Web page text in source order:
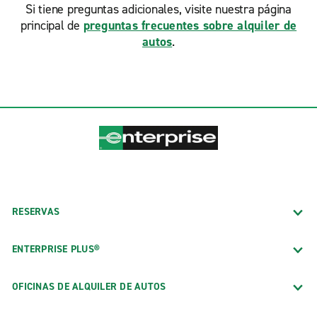
Si tiene preguntas adicionales, visite nuestra página
principal de preguntas frecuentes sobre alquiler de
autos.
RESERVAS
ENTERPRISE PLUS®
OFICINAS DE ALQUILER DE AUTOS